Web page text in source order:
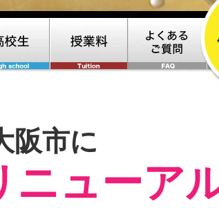
阪市に
ニューア